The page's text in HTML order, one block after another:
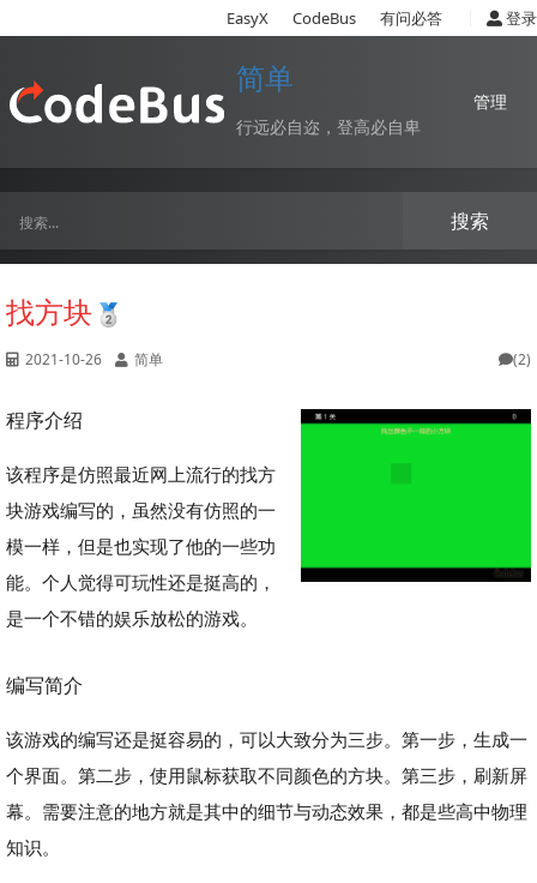
EasyX CodeBus 有问必答 登录
简单
行远必自迩，登高必自卑
管理
找方块
2021-10-26 简单 (2)
程序介绍
该程序是仿照最近网上流行的找方
块游戏编写的，虽然没有仿照的一
模一样，但是也实现了他的一些功
能。个人觉得可玩性还是挺高的，
是一个不错的娱乐放松的游戏。
编写简介
该游戏的编写还是挺容易的，可以大致分为三步。第一步，生成一
个界面。第二步，使用鼠标获取不同颜色的方块。第三步，刷新屏
幕。需要注意的地方就是其中的细节与动态效果，都是些高中物理
知识。
搜索